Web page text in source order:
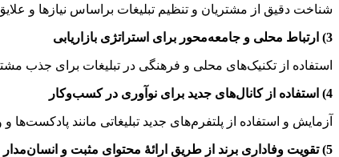
شناخت دقیق از مشتریان و تنظیم تبلیغات براساس نیازها و
3) ارتباط محلی و جامعه‌محور برای استراتژی بازاریابی
استفاده از تکنیک‌های محلی و فرهنگی در تبلیغات برای جذب
4) استفاده از کانال‌های جدید برای نوآوری در کسب‌وکار
آزمایش و استفاده از پلتفرم‌های جدید تبلیغاتی مانند پادکست‌ها و
5) تقویت وفاداری برند از طریق ارائۀ محتوای مثبت و انسان‌مدار